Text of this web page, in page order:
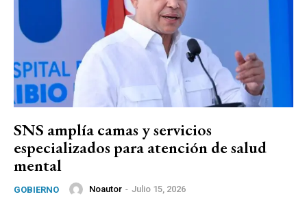
SNS amplía camas y servicios
especializados para atención de salud
mental
GOBIERNO Noautor - Julio 15, 2026